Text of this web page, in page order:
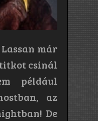
már
csinál
például
az
De